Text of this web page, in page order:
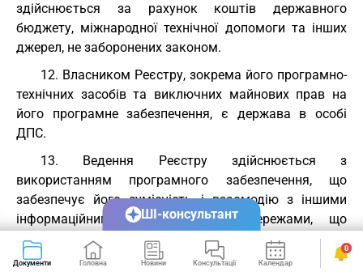
здійснюється за рахунок коштів державного
бюджету, міжнародної технічної допомоги та інших
джерел, не заборонених законом.
12. Власником Реєстру, зокрема його програмно-
технічних засобів та виключних майнових прав на
його програмне забезпечення, є держава в особі
ДПС.
13. Ведення Реєстру здійснюється з
використанням програмного забезпечення, що
забезпечує його сумісність і взаємодію з іншими
інформаційними системами та мережами, що
становлять інформаційний ресурс держави.
Реєстр інтегрується в систему електронної
Документи Головна Новини Консультації Календар Сервіси
0
ШІ-консультант